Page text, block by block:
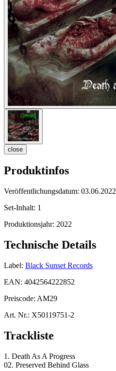
close
Produktinfos
Veröffentlichungsdatum: 03.06.2022
Set-Inhalt: 1
Produktionsjahr: 2022
Technische Details
Label: Black Sunset Records
EAN: 4042564222852
Preiscode: AM29
Art. Nr.: X50119751-2
Trackliste
1. Death As A Progress
02. Preserved Behind Glass